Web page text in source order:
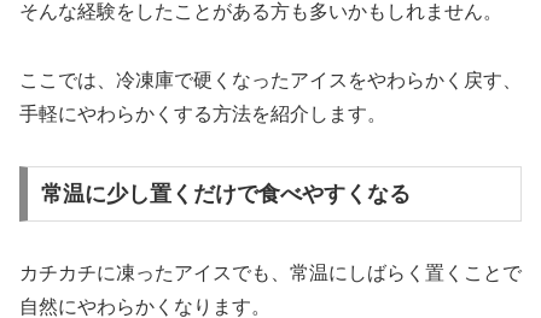
そんな経験をしたことがある方も多いかもしれません。
ここでは、冷凍庫で硬くなったアイスをやわらかく戻す、
手軽にやわらかくする方法を紹介します。
常温に少し置くだけで食べやすくなる
カチカチに凍ったアイスでも、常温にしばらく置くことで
自然にやわらかくなります。